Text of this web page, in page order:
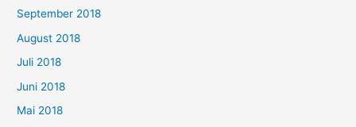
September 2018
August 2018
Juli 2018
Juni 2018
Mai 2018